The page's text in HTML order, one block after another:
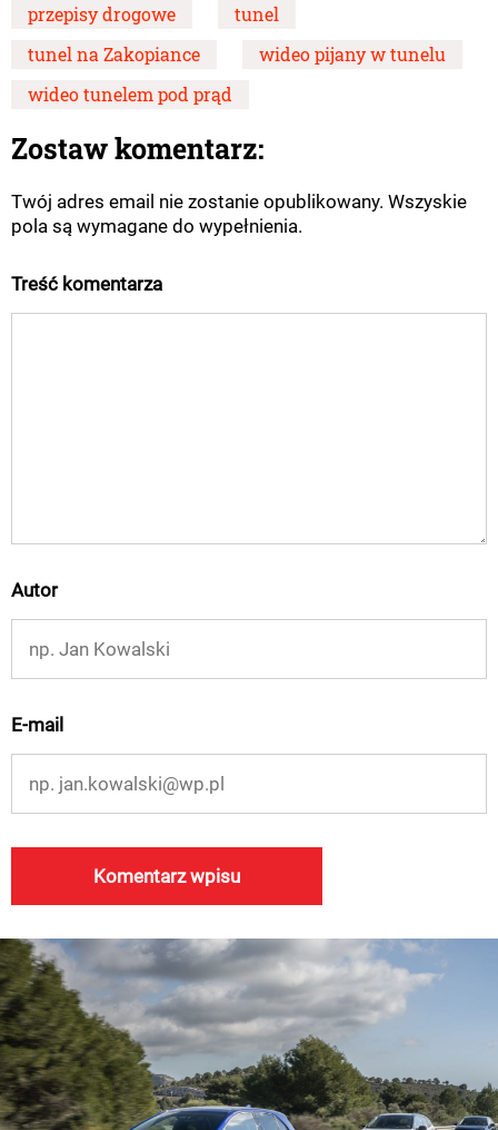
przepisy drogowe
tunel
tunel na Zakopiance
wideo pijany w tunelu
wideo tunelem pod prąd
Zostaw komentarz:
Twój adres email nie zostanie opublikowany. Wszyskie
pola są wymagane do wypełnienia.
Treść komentarza
Autor
E-mail